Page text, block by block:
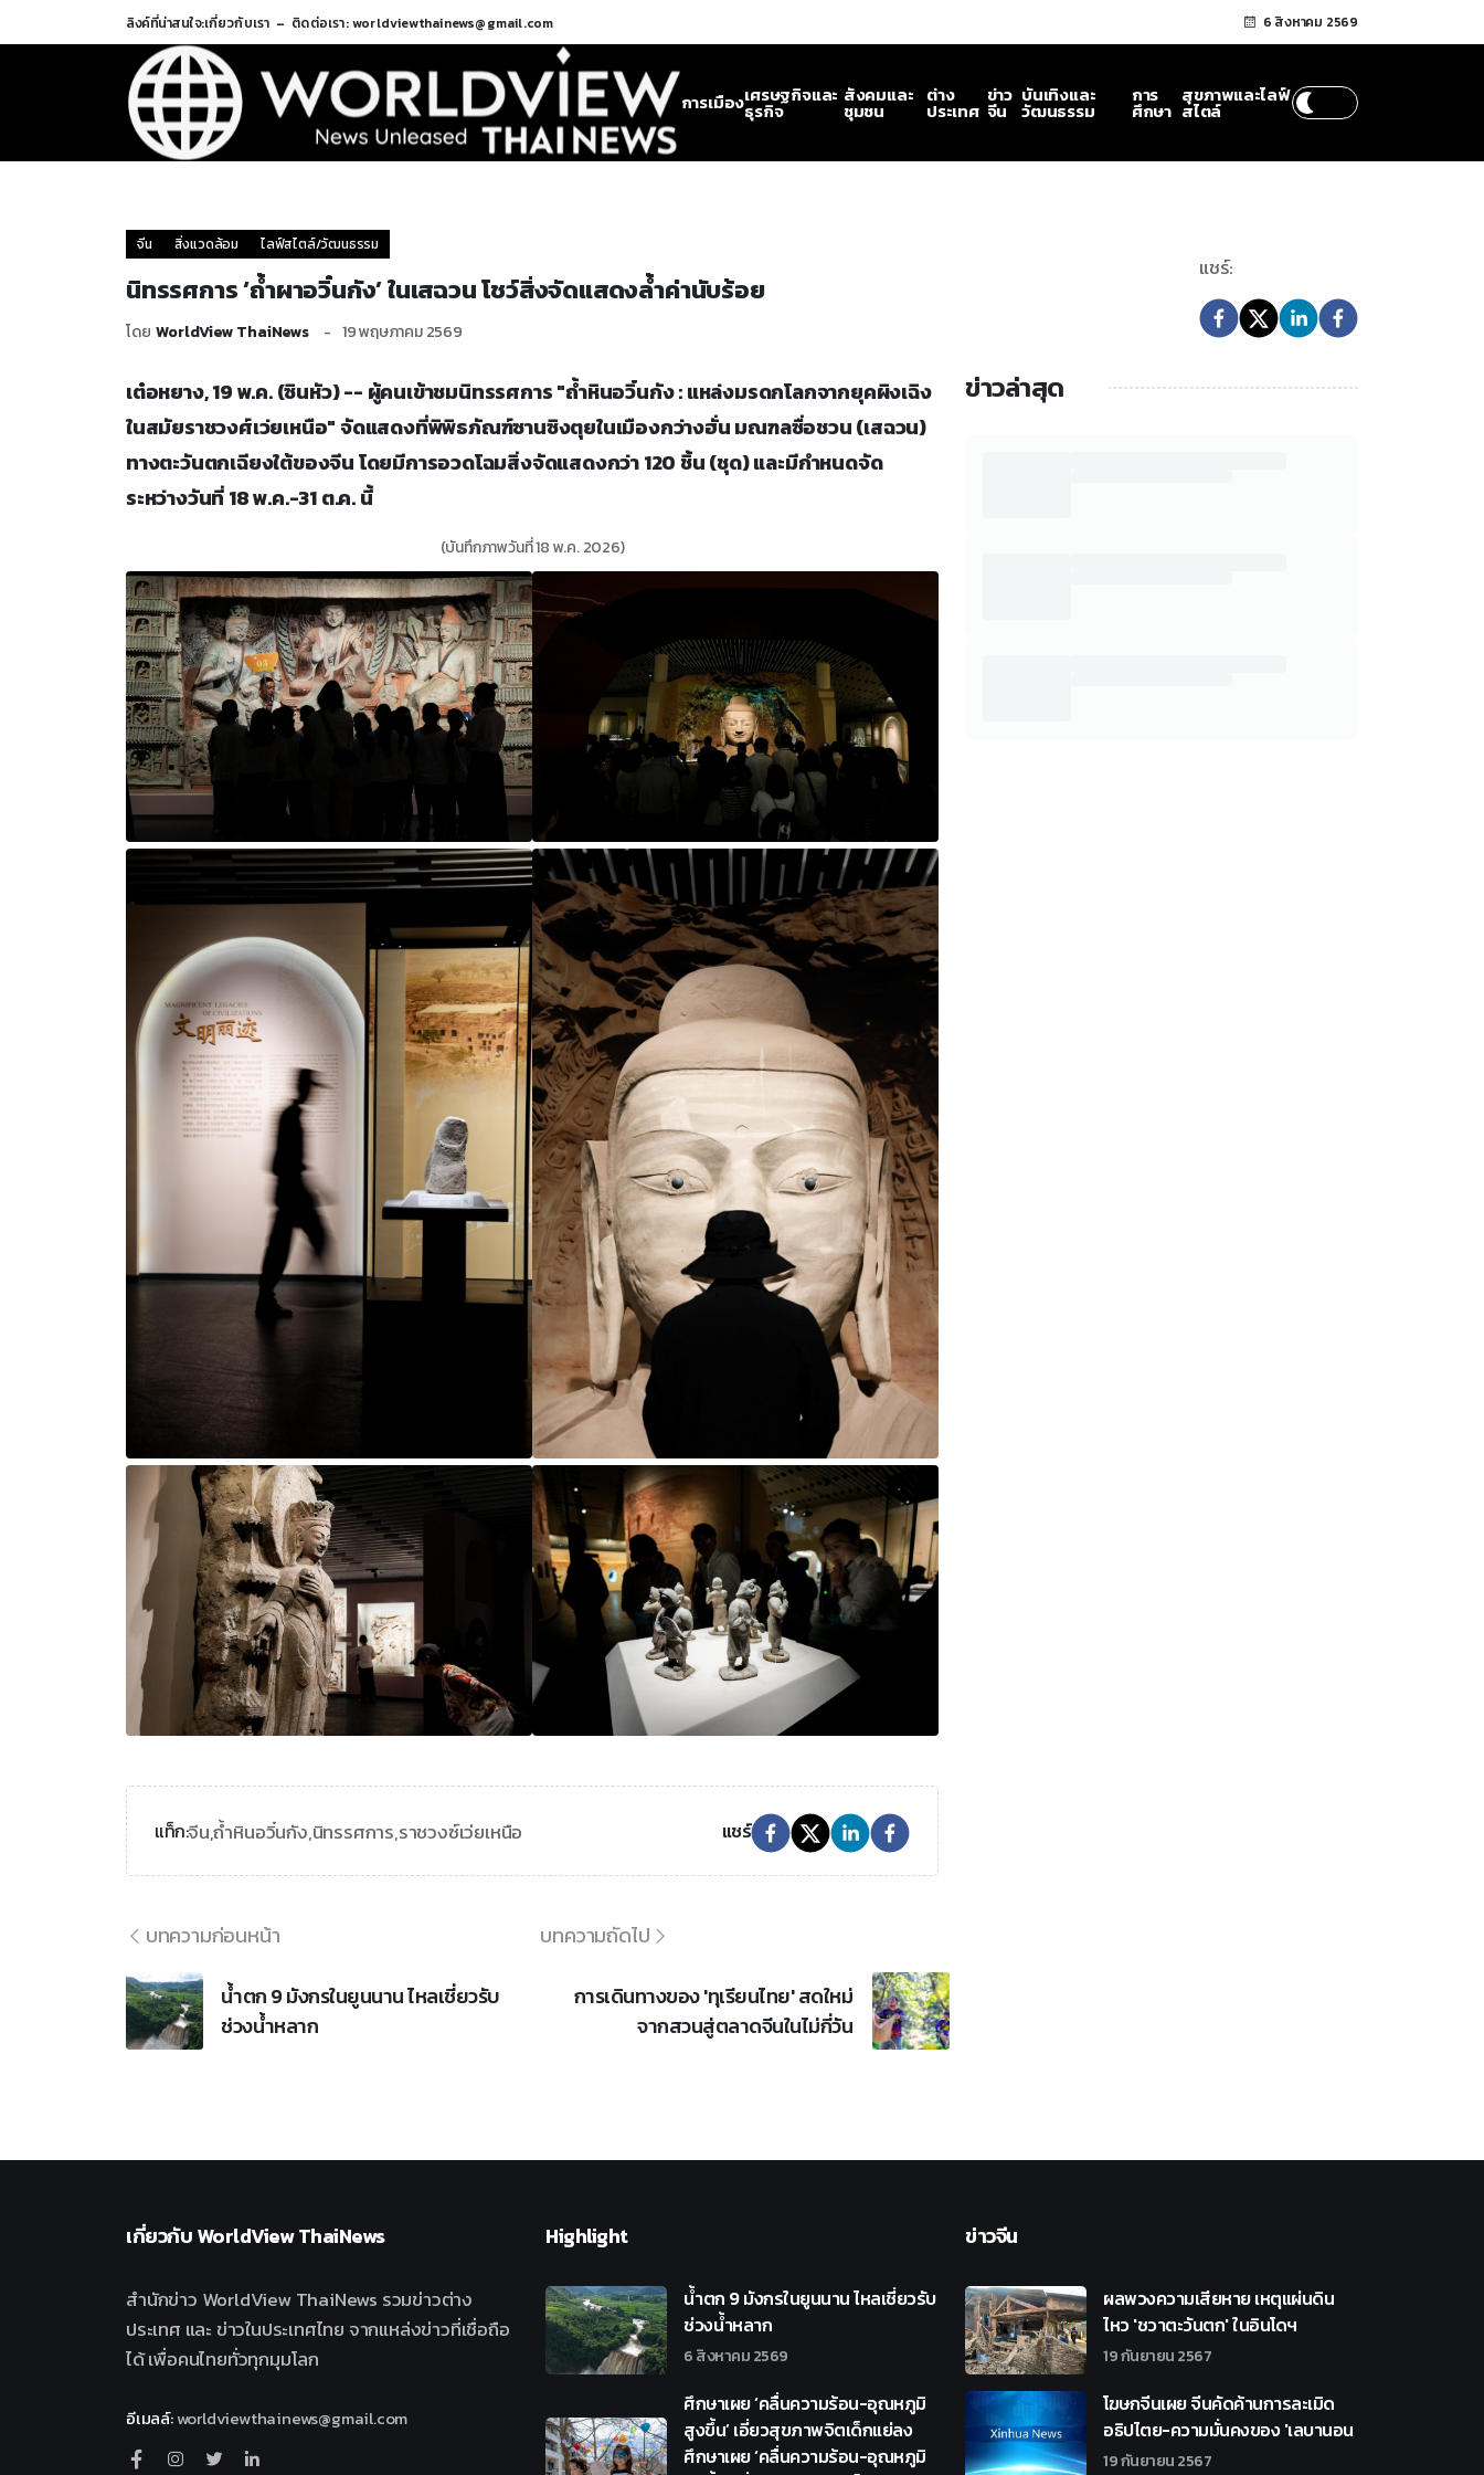
ลิงค์ที่น่าสนใจ:เกี่ยวกับเรา ติดต่อเรา: worldviewthainews@gmail.com 6 สิงหาคม 2569
การเมืองเศรษฐกิจและ
ธุรกิจ
สังคมและ
ชุมชน
ต่าง
ประเทศ
ข่าว
จีน
บันเทิงและ
วัฒนธรรม
การ
ศึกษา
สุขภาพและไลฟ์
สไตล์
จีน สิ่งแวดล้อม ไลฟ์สไตล์/วัฒนธรรม
นิทรรศการ ‘ถ้ำผาอวิ๋นกัง’ ในเสฉวน โชว์สิ่งจัดแสดงล้ำค่านับร้อย
โดย WorldView ThaiNews 19 พฤษภาคม 2569
แชร์:
เต๋อหยาง, 19 พ.ค. (ซินหัว) -- ผู้คนเข้าชมนิทรรศการ "ถ้ำหินอวิ๋นกัง : แหล่งมรดกโลกจากยุคผิงเฉิง
ในสมัยราชวงศ์เว่ยเหนือ" จัดแสดงที่พิพิธภัณฑ์ซานซิงตุยในเมืองกว่างฮั่น มณฑลซื่อชวน (เสฉวน)
ทางตะวันตกเฉียงใต้ของจีน โดยมีการอวดโฉมสิ่งจัดแสดงกว่า 120 ชิ้น (ชุด) และมีกำหนดจัด
ระหว่างวันที่ 18 พ.ค.-31 ต.ค. นี้
(บันทึกภาพวันที่ 18 พ.ค. 2026)
แท็ก:จีน,ถ้ำหินอวิ๋นกัง,นิทรรศการ,ราชวงซ์เว่ยเหนือ แชร์
บทความก่อนหน้า
น้ำตก 9 มังกรในยูนนาน ไหลเชี่ยวรับ
ช่วงน้ำหลาก
บทความถัดไป
การเดินทางของ 'ทุเรียนไทย' สดใหม่
จากสวนสู่ตลาดจีนในไม่กี่วัน
ข่าวล่าสุด
เกี่ยวกับWorldView ThaiNews
สำนักข่าว WorldView ThaiNews รวมข่าวต่าง
ประเทศ และ ข่าวในประเทศไทย จากแหล่งข่าวที่เชื่อถือ
ได้ เพื่อคนไทยทั่วทุกมุมโลก
อีเมลล์:worldviewthainews@gmail.com
Highlight
น้ำตก 9 มังกรในยูนนาน ไหลเชี่ยวรับ
ช่วงน้ำหลาก
6 สิงหาคม 2569
ศึกษาเผย ‘คลื่นความร้อน-อุณหภูมิ
สูงขึ้น’ เอี่ยวสุขภาพจิตเด็กแย่ลง
ศึกษาเผย ‘คลื่นความร้อน-อุณหภูมิ
ข่าวจีน
ผลพวงความเสียหาย เหตุแผ่นดิน
ไหว 'ชวาตะวันตก' ในอินโดฯ
19 กันยายน 2567
โฆษกจีนเผย จีนคัดค้านการละเมิด
อธิปไตย-ความมั่นคงของ 'เลบานอน
19 กันยายน 2567